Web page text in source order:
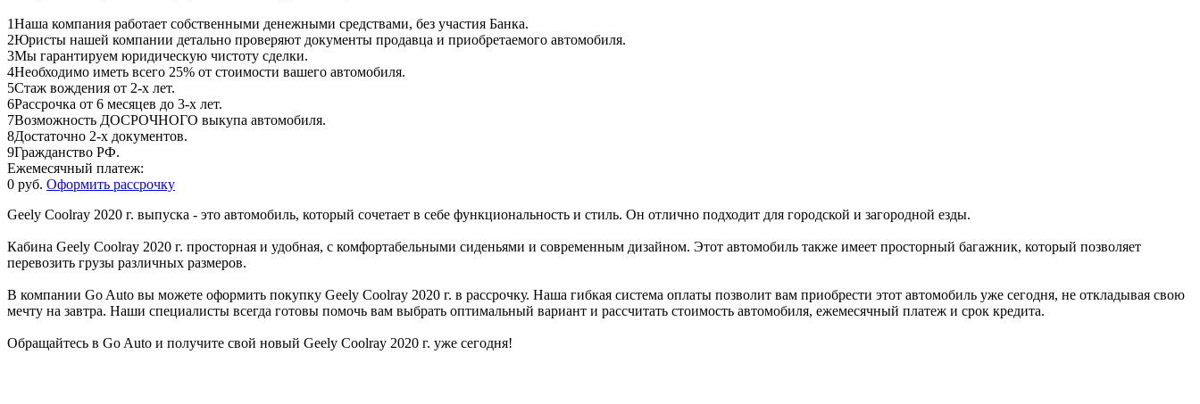
1Наша компания работает собственными денежными средствами, без участия Банка.
2Юристы нашей компании детально проверяют документы продавца и приобретаемого автомобиля.
3Мы гарантируем юридическую чистоту сделки.
4Необходимо иметь всего 25% от стоимости вашего автомобиля.
5Стаж вождения от 2-х лет.
6Рассрочка от 6 месяцев до 3-х лет.
7Возможность ДОСРОЧНОГО выкупа автомобиля.
8Достаточно 2-х документов.
9Гражданство РФ.
Ежемесячный платеж:
0 руб. Оформить рассрочку
Geely Coolray 2020 г. выпуска - это автомобиль, который сочетает в себе функциональность и стиль. Он отлично подходит для городской и загородной езды.
Кабина Geely Coolray 2020 г. просторная и удобная, с комфортабельными сиденьями и современным дизайном. Этот автомобиль также имеет просторный багажник, который позволяет
перевозить грузы различных размеров.
В компании Go Auto вы можете оформить покупку Geely Coolray 2020 г. в рассрочку. Наша гибкая система оплаты позволит вам приобрести этот автомобиль уже сегодня, не откладывая свою
мечту на завтра. Наши специалисты всегда готовы помочь вам выбрать оптимальный вариант и рассчитать стоимость автомобиля, ежемесячный платеж и срок кредита.
Обращайтесь в Go Auto и получите свой новый Geely Coolray 2020 г. уже сегодня!